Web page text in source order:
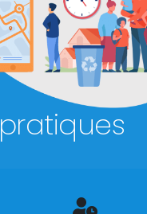
pratiques